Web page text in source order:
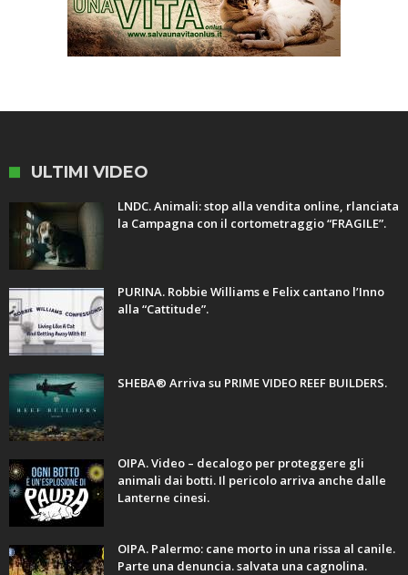
ULTIMI VIDEO
LNDC. Animali: stop alla vendita online, rlanciata
la Campagna con il cortometraggio “FRAGILE”.
PURINA. Robbie Williams e Felix cantano l’Inno
alla “Cattitude”.
SHEBA® Arriva su PRIME VIDEO REEF BUILDERS.
OIPA. Video – decalogo per proteggere gli
animali dai botti. Il pericolo arriva anche dalle
Lanterne cinesi.
OIPA. Palermo: cane morto in una rissa al canile.
Parte una denuncia. salvata una cagnolina.